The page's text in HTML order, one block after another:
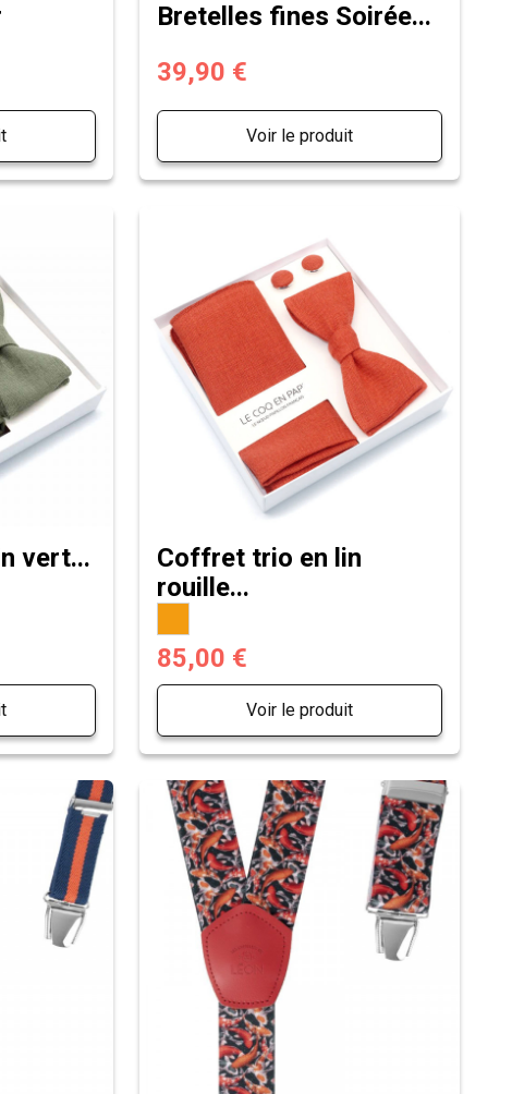
Bretelles fines Soirée...
39,90 €
Voir le produit
vert...
Coffret trio en lin
rouille...
85,00 €
Voir le produit